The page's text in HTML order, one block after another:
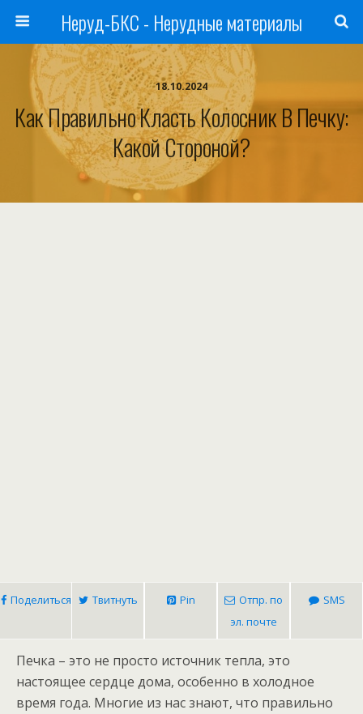
Неруд-БКС - Нерудные материалы
18.10.2024
Как Правильно Класть Колосник В Печку:
Какой Стороной?
Поделиться Твитнуть Pin
Отпр. по
эл. почте
SMS
Печка – это не просто источник тепла, это
настоящее сердце дома, особенно в холодное
время года. Многие из нас знают, что правильно